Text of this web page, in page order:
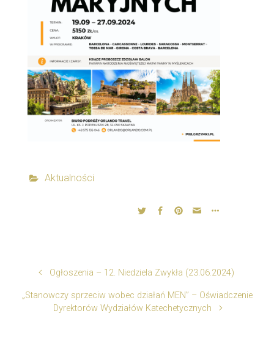
Aktualności
Ogłoszenia – 12. Niedziela Zwykła (23.06.2024)
„Stanowczy sprzeciw wobec działań MEN” – Oświadczenie
Dyrektorów Wydziałów Katechetycznych